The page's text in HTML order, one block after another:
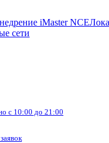
iMaster NCE
сети
с 10:00 до 21:00